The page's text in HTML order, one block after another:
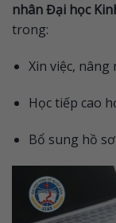
nhân Đại học
trong:
Xin việc, nâng
Học tiếp cao
Bổ sung hồ